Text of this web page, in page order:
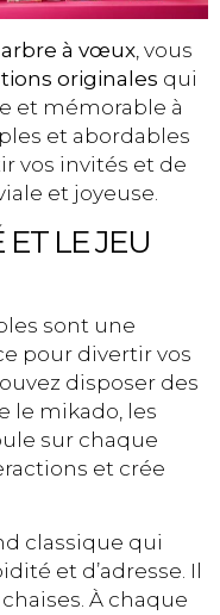
arbre à vœux, vous
originales qui
et mémorable à
et abordables
vos invités et de
et joyeuse.
ET LE JEU
sont une
pour divertir vos
disposer des
le mikado, les
sur chaque
et crée
classique qui
et d’adresse. Il
À chaque